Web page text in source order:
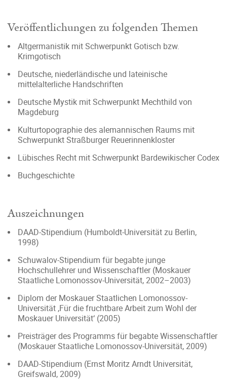
Veröffentlichungen zu folgenden Themen
Altgermanistik mit Schwerpunkt Gotisch bzw.
Krimgotisch
Deutsche, niederländische und lateinische
mittelalterliche Handschriften
Deutsche Mystik mit Schwerpunkt Mechthild von
Magdeburg
Kulturtopographie des alemannischen Raums mit
Schwerpunkt Straßburger Reuerinnenkloster
Lübisches Recht mit Schwerpunkt Bardewikischer Codex
Buchgeschichte
Auszeichnungen
DAAD-Stipendium (Humboldt-Universität zu Berlin,
1998)
Schuwalov-Stipendium für begabte junge
Hochschullehrer und Wissenschaftler (Moskauer
Staatliche Lomonossov-Universität, 2002–2003)
Diplom der Moskauer Staatlichen Lomonossov-
Universität ‚Für die fruchtbare Arbeit zum Wohl der
Moskauer Universität‘ (2005)
Preisträger des Programms für begabte Wissenschaftler
(Moskauer Staatliche Lomonossov-Universität, 2009)
DAAD-Stipendium (Ernst Moritz Arndt Universität,
Greifswald, 2009)